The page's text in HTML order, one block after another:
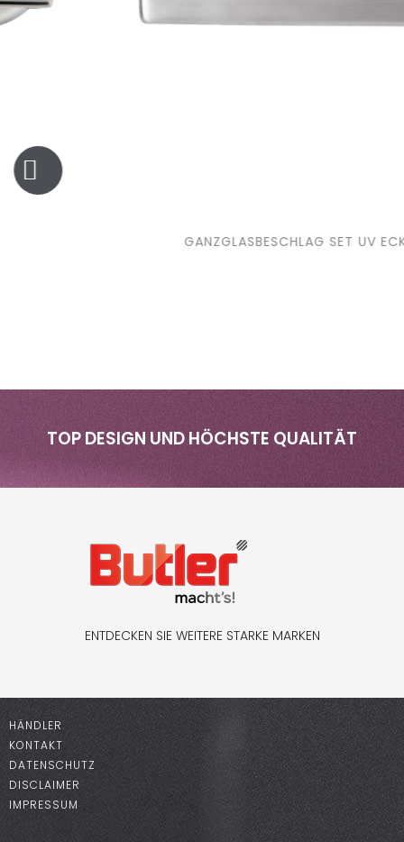
GANZGLASBESCHLAG SET UV ECKIG
TOP DESIGN UND HÖCHSTE QUALITÄT
ENTDECKEN SIE WEITERE STARKE MARKEN
HÄNDLER
KONTAKT
DATENSCHUTZ
DISCLAIMER
IMPRESSUM